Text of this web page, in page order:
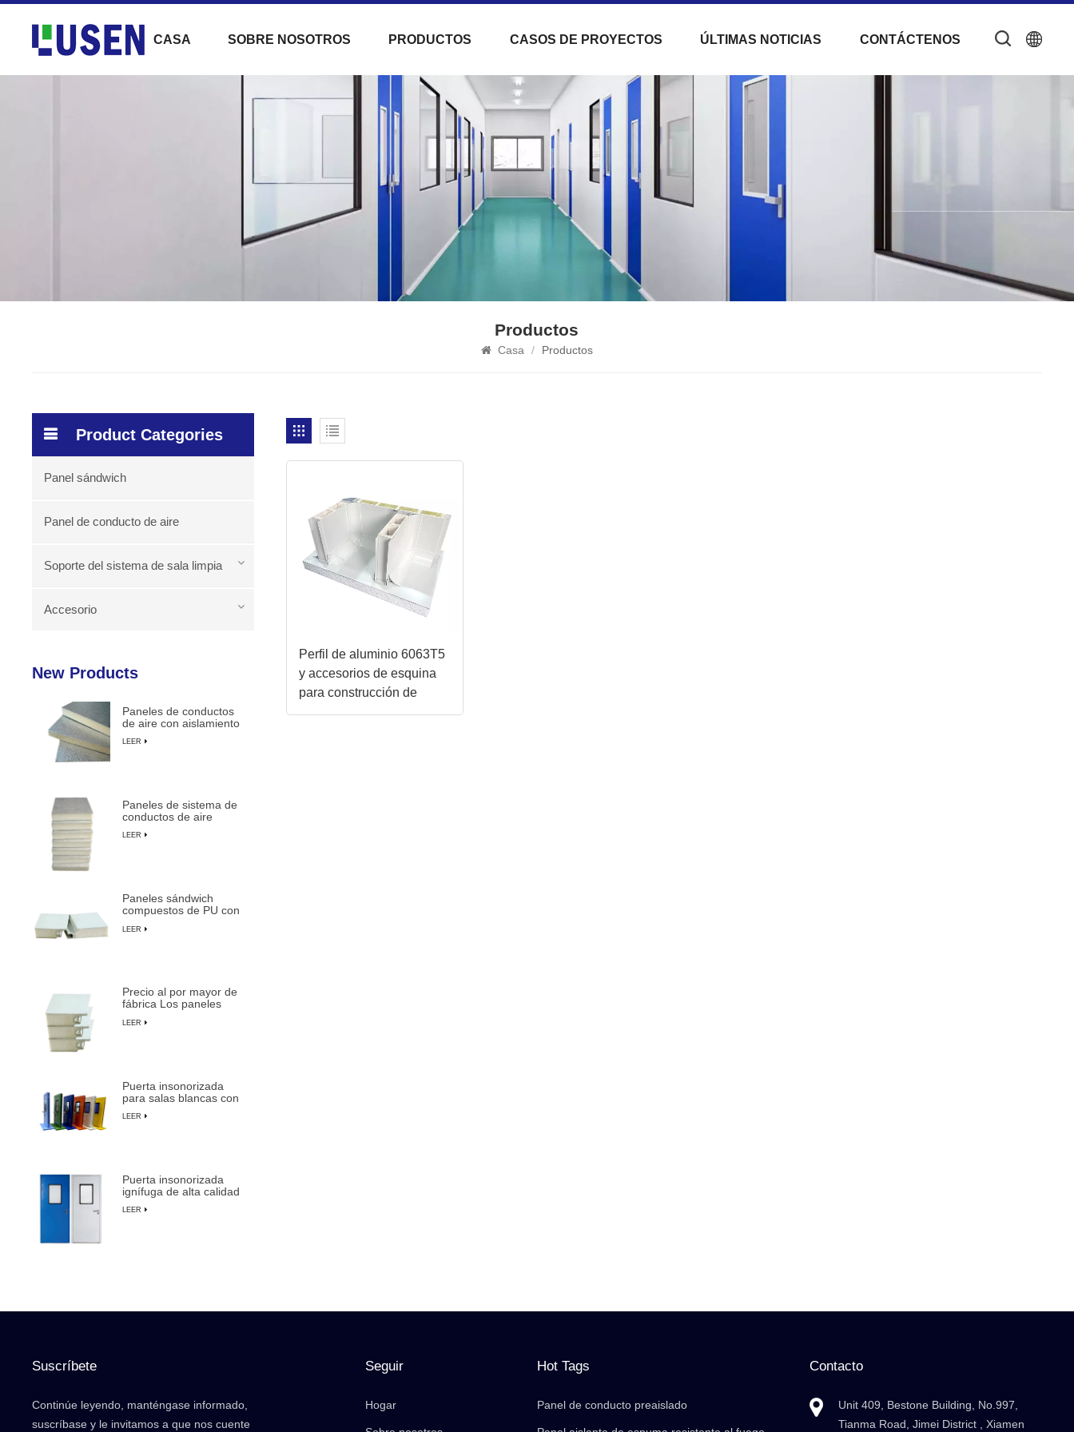
CASA SOBRE NOSOTROS PRODUCTOS CASOS DE PROYECTOS ÚLTIMAS NOTICIAS CONTÁCTENOS
Productos
Casa / Productos
Perfil de aluminio 6063T5
y accesorios de esquina
para construcción de
paredes de paneles
Product Categories
Panel sándwich
Panel de conducto de aire
Soporte del sistema de sala limpia
Accesorio
New Products
Paneles de conductos
de aire con aislamiento
duraderos y livianos
LEER
Paneles de sistema de
conductos de aire
espuma de PU
LEER
Paneles sándwich
compuestos de PU con
impermeables y
LEER
Precio al por mayor de
fábrica Los paneles
más duraderos de
LEER
Puerta insonorizada
para salas blancas con
fabricación de
LEER
Puerta insonorizada
ignífuga de alta calidad
anulación manual
LEER
Suscríbete
Continúe leyendo, manténgase informado,
suscríbase y le invitamos a que nos cuente
Seguir
Hogar
Hot Tags
Panel de conducto preaislado
Contacto
Unit 409, Bestone Building, No.997,
Tianma Road, Jimei District , Xiamen